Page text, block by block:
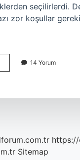
seçilirlerdi.
zor koşullar
14 Yorum
https://
Sitemap